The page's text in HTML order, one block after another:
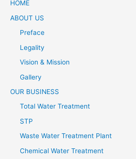
HOME
ABOUT US
Preface
Legality
Vision & Mission
Gallery
OUR BUSINESS
Total Water Treatment
STP
Waste Water Treatment Plant
Chemical Water Treatment